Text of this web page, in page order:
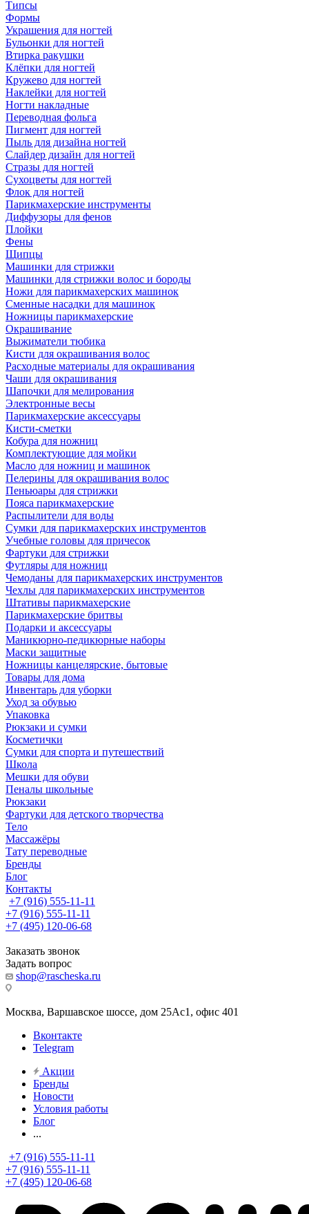
Типсы
Формы
Украшения для ногтей
Бульонки для ногтей
Втирка ракушки
Клёпки для ногтей
Кружево для ногтей
Наклейки для ногтей
Ногти накладные
Переводная фольга
Пигмент для ногтей
Пыль для дизайна ногтей
Слайдер дизайн для ногтей
Стразы для ногтей
Сухоцветы для ногтей
Флок для ногтей
Парикмахерские инструменты
Диффузоры для фенов
Плойки
Фены
Щипцы
Машинки для стрижки
Машинки для стрижки волос и бороды
Ножи для парикмахерских машинок
Сменные насадки для машинок
Ножницы парикмахерские
Окрашивание
Выжиматели тюбика
Кисти для окрашивания волос
Расходные материалы для окрашивания
Чаши для окрашивания
Шапочки для мелирования
Электронные весы
Парикмахерские аксессуары
Кисти-сметки
Кобура для ножниц
Комплектующие для мойки
Масло для ножниц и машинок
Пелерины для окрашивания волос
Пеньюары для стрижки
Пояса парикмахерские
Распылители для воды
Сумки для парикмахерских инструментов
Учебные головы для причесок
Фартуки для стрижки
Футляры для ножниц
Чемоданы для парикмахерских инструментов
Чехлы для парикмахерских инструментов
Штативы парикмахерские
Парикмахерские бритвы
Подарки и аксессуары
Маникюрно-педикюрные наборы
Маски защитные
Ножницы канцелярские, бытовые
Товары для дома
Инвентарь для уборки
Уход за обувью
Упаковка
Рюкзаки и сумки
Косметички
Сумки для спорта и путешествий
Школа
Мешки для обуви
Пеналы школьные
Рюкзаки
Фартуки для детского творчества
Тело
Массажёры
Тату переводные
Бренды
Блог
Контакты
+7 (916) 555-11-11
+7 (916) 555-11-11
+7 (495) 120-06-68
Заказать звонок
Задать вопрос
shop@rascheska.ru
Москва, Варшавское шоссе, дом 25Аc1, офис 401
Вконтакте
Telegram
Акции
Бренды
Новости
Условия работы
Блог
...
+7 (916) 555-11-11
+7 (916) 555-11-11
+7 (495) 120-06-68